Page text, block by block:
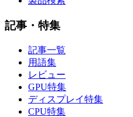
記事・特集
記事一覧
用語集
レビュー
GPU特集
ディスプレイ特集
CPU特集